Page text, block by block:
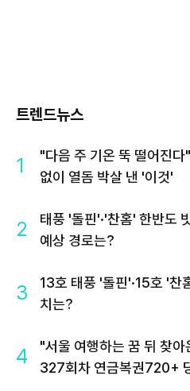
트렌드뉴스
1
"다음 주 기온 뚝 떨어진
없이 열돔 박살 낸 '이것'
2
태풍 '돌핀'·'찬홈' 한반도
예상 경로는?
3
13호 태풍 '돌핀'·15호 '찬
치는?
4
"서울 여행하는 꿈 뒤 찾
327회차 연금복권720+